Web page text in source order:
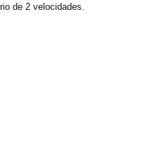
de 2 velocidades.